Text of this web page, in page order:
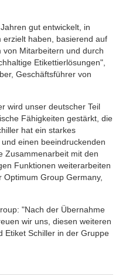
gut entwickelt, in
erzielt haben, basierend auf
Mitarbeitern und durch
Etikettierlösungen",
Geschäftsführer von
wird unser deutscher Teil
Fähigkeiten gestärkt, die
hat ein starkes
einen beeindruckenden
Zusammenarbeit mit den
Funktionen weiterarbeiten
Group Germany,
"Nach der Übernahme
wir uns, diesen weiteren
Etiket Schiller in der Gruppe